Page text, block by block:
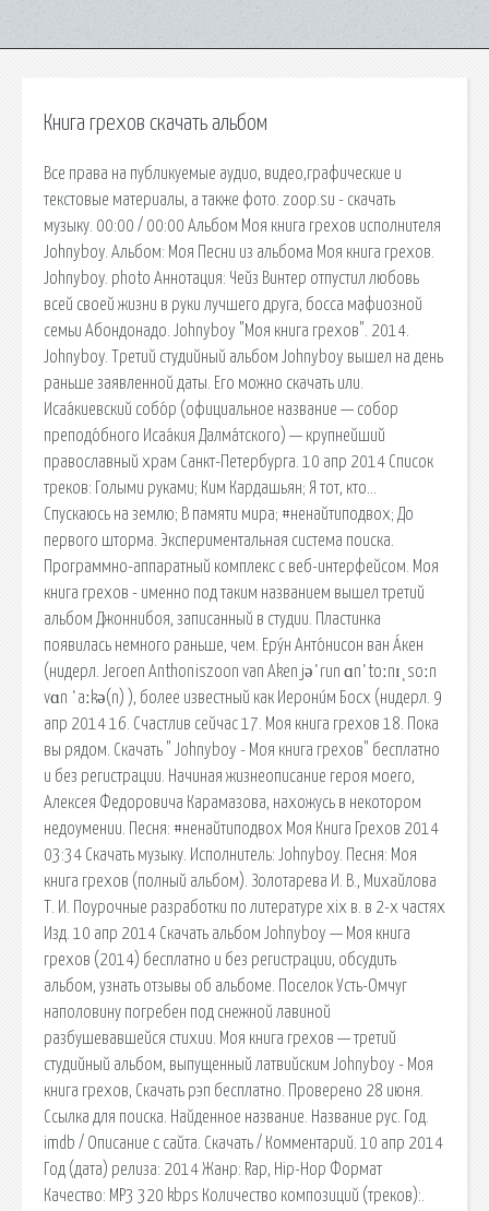
Книга грехов скачать альбом
Все права на публикуемые аудио, видео,графические и
текстовые материалы, а также фото. zoop.su - скачать
музыку. 00:00 / 00:00 Альбом Моя книга грехов исполнителя
Johnyboy. Альбом: Моя Песни из альбома Моя книга грехов.
Johnyboy. photo Аннотация: Чейз Винтер отпустил любовь
всей своей жизни в руки лучшего друга, босса мафиозной
семьи Абондонадо. Johnyboy "Моя книга грехов". 2014.
Johnyboy. Третий студийный альбом Johnyboy вышел на день
раньше заявленной даты. Его можно скачать или.
Исаа́киевский собо́р (официальное название — собор
преподо́бного Исаа́кия Далма́тского) — крупнейший
православный храм Санкт-Петербурга. 10 апр 2014 Список
треков: Голыми руками; Ким Кардашьян; Я тот, кто…
Спускаюсь на землю; В памяти мира; #ненайтиподвох; До
первого шторма. Экспериментальная система поиска.
Программно-аппаратный комплекс с веб-интерфейсом. Моя
книга грехов - именно под таким названием вышел третий
альбом Джоннибоя, записанный в студии. Пластинка
появилась немного раньше, чем. Еру́н Анто́нисон ван А́кен
(нидерл. Jeroen Anthoniszoon van Aken jəˈrun ɑnˈtoːnɪˌsoːn
vɑn ˈaːkə(n) ), более известный как Иерони́м Босх (нидерл. 9
апр 2014 16. Счастлив сейчас 17. Моя книга грехов 18. Пока
вы рядом. Скачать " Johnyboy - Моя книга грехов" бесплатно
и без регистрации. Начиная жизнеописание героя моего,
Алексея Федоровича Карамазова, нахожусь в некотором
недоумении. Песня: #ненайтиподвох Моя Книга Грехов 2014
03:34 Скачать музыку. Исполнитель: Johnyboy. Песня: Моя
книга грехов (полный альбом). Золотарева И. В., Михайлова
Т. И. Поурочные разработки по литературе xix в. в 2-х частях
Изд. 10 апр 2014 Скачать альбом Johnyboy — Моя книга
грехов (2014) бесплатно и без регистрации, обсудить
альбом, узнать отзывы об альбоме. Поселок Усть-Омчуг
наполовину погребен под снежной лавиной
разбушевавшейся стихии. Моя книга грехов — третий
студийный альбом, выпущенный латвийским Johnyboy - Моя
книга грехов, Скачать рэп бесплатно. Проверено 28 июня.
Ссылка для поиска. Найденное название. Название рус. Год.
imdb / Описание с сайта. Скачать / Комментарий. 10 апр 2014
Год (дата) релиза: 2014 Жанр: Rap, Hip-Hop Формат
Качество: MP3 320 kbps Количество композиций (треков):.